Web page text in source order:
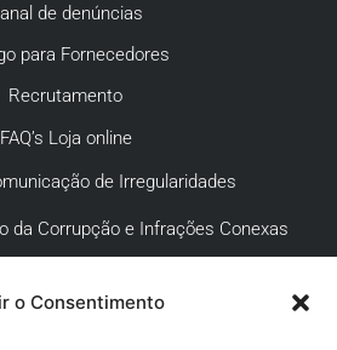
o Consentimento
de denúncias
para Fornecedores
Recrutamento
FAQ’s Loja online
de Irregularidades
da Corrupção e Infrações Conexas
AO CLIENTE